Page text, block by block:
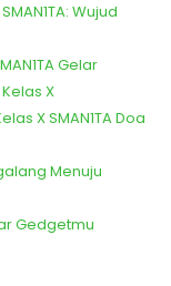
Wujud
Gelar
X
X SMAN1TA Doa
Menuju
Gedgetmu